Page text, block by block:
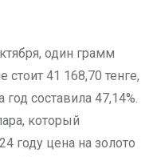
стоит 41 168,70 тенге,
год составила 47,14%.
который
году цена на золото